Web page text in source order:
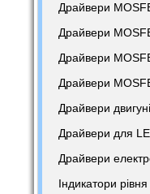
Драйвери
Драйвери
Драйвери
Драйвери
Драйвери
Драйвери для
Драйвери
Індикатори